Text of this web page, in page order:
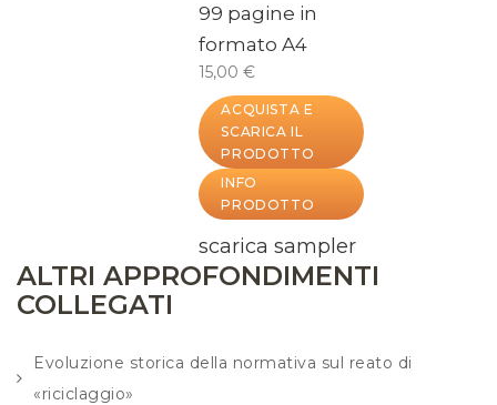
99 pagine in
formato A4
15,00 €
ACQUISTA E
SCARICA IL
PRODOTTO
INFO
PRODOTTO
scarica sampler
ALTRI APPROFONDIMENTI
COLLEGATI
Evoluzione storica della normativa sul reato di
«riciclaggio»